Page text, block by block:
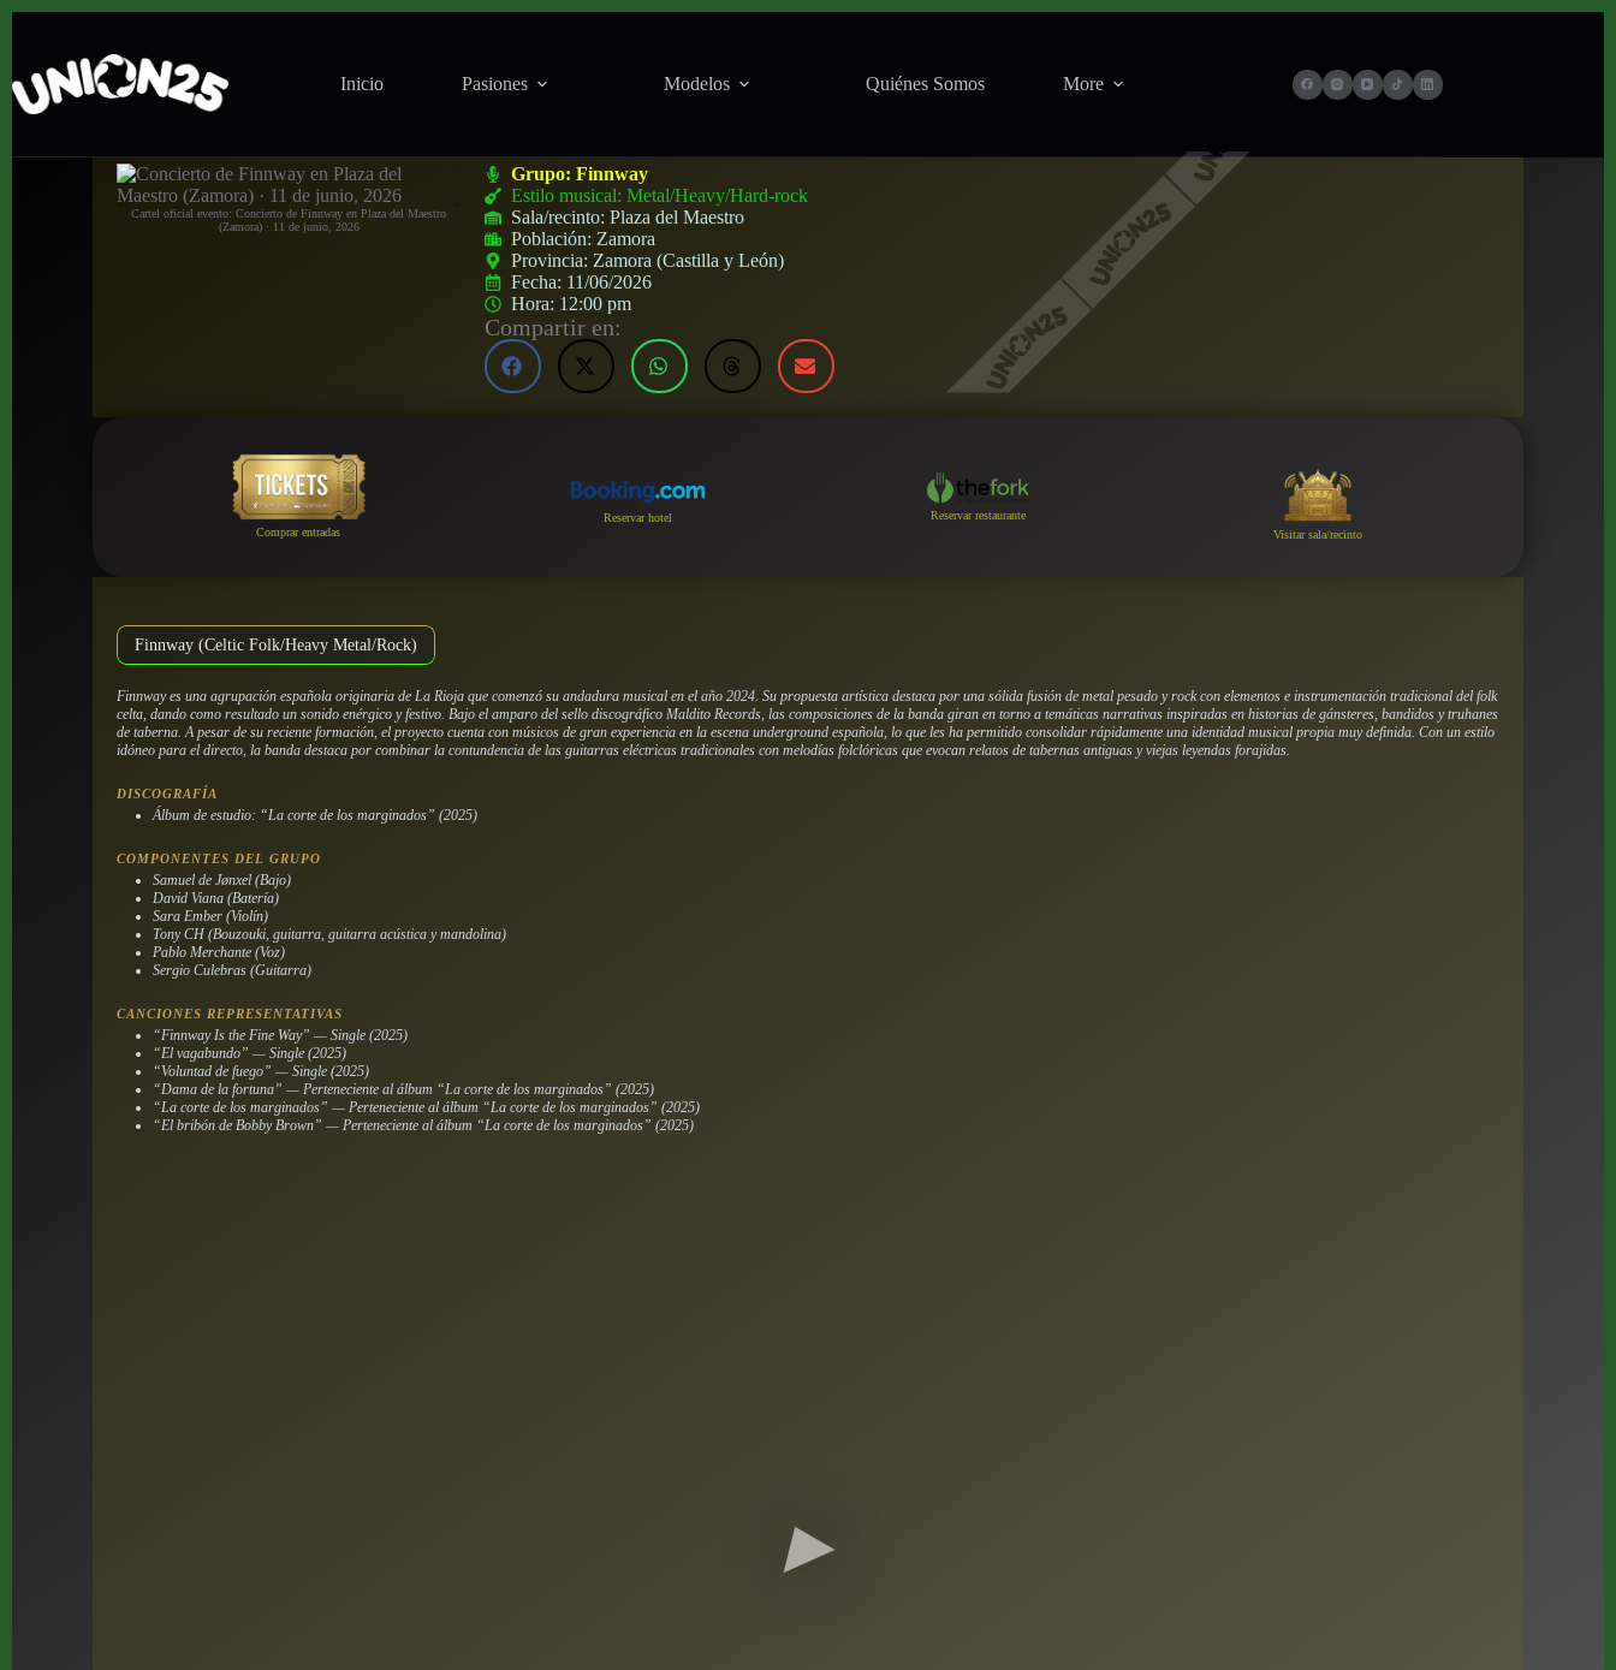
Inicio Pasiones Modelos Quiénes Somos More
Cartel oficial evento: Concierto de Finnway en Plaza del Maestro
(Zamora) · 11 de junio, 2026
Grupo:Finnway
Estilo musical: Metal/Heavy/Hard-rock
Sala/recinto:Plaza del Maestro
Población: Zamora
Provincia: Zamora (Castilla y León)
Fecha: 11/06/2026
Hora: 12:00 pm
Compartir en:
Comprar entradas
Reservar hotel
Reservar restaurante
Visitar sala/recinto
Finnway (Celtic Folk/Heavy Metal/Rock)
Finnway es una agrupación española originaria de La Rioja que comenzó su andadura musical en el año 2024. Su propuesta artística destaca por una sólida fusión de metal pesado y rock con elementos e instrumentación tradicional del folk
celta, dando como resultado un sonido enérgico y festivo. Bajo el amparo del sello discográfico Maldito Records, las composiciones de la banda giran en torno a temáticas narrativas inspiradas en historias de gánsteres, bandidos y truhanes
de taberna. A pesar de su reciente formación, el proyecto cuenta con músicos de gran experiencia en la escena underground española, lo que les ha permitido consolidar rápidamente una identidad musical propia muy definida. Con un estilo
idóneo para el directo, la banda destaca por combinar la contundencia de las guitarras eléctricas tradicionales con melodías folclóricas que evocan relatos de tabernas antiguas y viejas leyendas forajidas.
DISCOGRAFÍA
Álbum de estudio: “La corte de los marginados” (2025)
COMPONENTES DEL GRUPO
Samuel de Jønxel (Bajo)
David Viana (Batería)
Sara Ember (Violín)
Tony CH (Bouzouki, guitarra, guitarra acústica y mandolina)
Pablo Merchante (Voz)
Sergio Culebras (Guitarra)
CANCIONES REPRESENTATIVAS
“Finnway Is the Fine Way” — Single (2025)
“El vagabundo” — Single (2025)
“Voluntad de fuego” — Single (2025)
“Dama de la fortuna” — Perteneciente al álbum “La corte de los marginados” (2025)
“La corte de los marginados” — Perteneciente al álbum “La corte de los marginados” (2025)
“El bribón de Bobby Brown” — Perteneciente al álbum “La corte de los marginados” (2025)